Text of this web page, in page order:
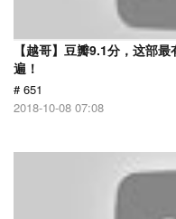
【越哥】豆瓣9.1分，这部
遍！
# 651
2018-10-08 07:08